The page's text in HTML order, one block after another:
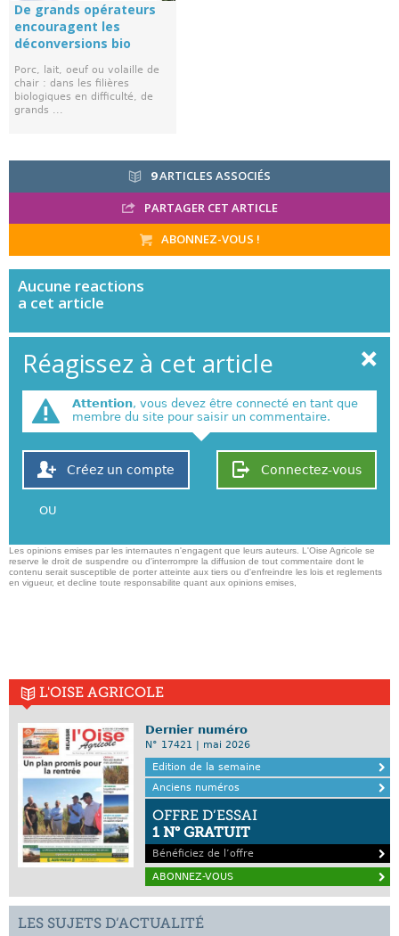
De grands opérateurs
encouragent les
déconversions bio
Porc, lait, oeuf ou volaille de
chair : dans les filières
biologiques en difficulté, de
grands ...
9ARTICLES ASSOCIÉS
PARTAGER CET ARTICLE
ABONNEZ-VOUS !
Aucune reactions
a cet article
Réagissez à cet article
Attention, vous devez être connecté en tant que
membre du site pour saisir un commentaire.
Connectez-vous
Créez un compte
OU
Les opinions emises par les internautes n'engagent que leurs auteurs. L'Oise Agricole se
reserve le droit de suspendre ou d'interrompre la diffusion de tout commentaire dont le
contenu serait susceptible de porter atteinte aux tiers ou d'enfreindre les lois et reglements
en vigueur, et decline toute responsabilite quant aux opinions emises,
L'OISE AGRICOLE
Dernier numéro
N° 17421 | mai 2026
Edition de la semaine
Anciens numéros
OFFRE D’ESSAI
1 N° GRATUIT
Bénéficiez de l’offre
ABONNEZ-VOUS
LES SUJETS D’ACTUALITÉ